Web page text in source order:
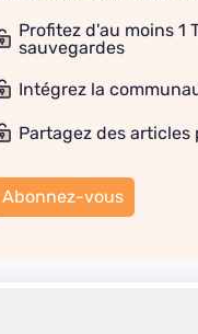
Profitez d'au moins 1
sauvegardes
Intégrez la
Partagez des
Abonnez-vous